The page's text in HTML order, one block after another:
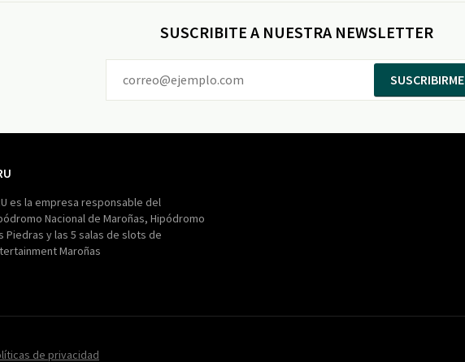
SUSCRIBITE A NUESTRA NEWSLETTER
SUSCRIBIRME
es la empresa responsable del
Nacional de Maroñas, Hipódromo
Piedras y las 5 salas de slots de
Maroñas
de privacidad